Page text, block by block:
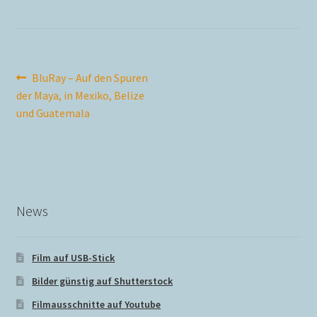
Impressum
Kasse
My Profile
Beitragsnavigation
Vorheriger
Beitrag:
BluRay – Auf den Spuren
der Maya, in Mexiko, Belize
und Guatemala
News
Film auf USB-Stick
Bilder günstig auf Shutterstock
Filmausschnitte auf Youtube